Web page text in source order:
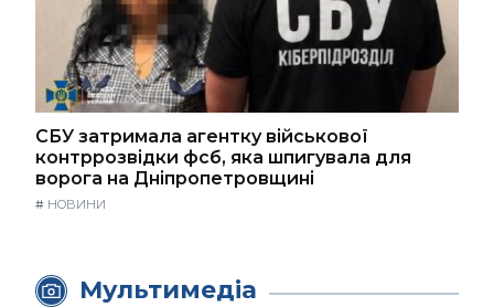
СБУ затримала агентку військової
контррозвідки фсб, яка шпигувала для
ворога на Дніпропетровщині
# НОВИНИ
Мультимедіа